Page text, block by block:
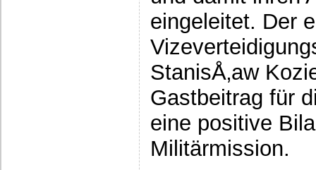
eingeleitet. Der
StanisÅ‚aw
Gastbeitrag für
eine positive
Militärmission.